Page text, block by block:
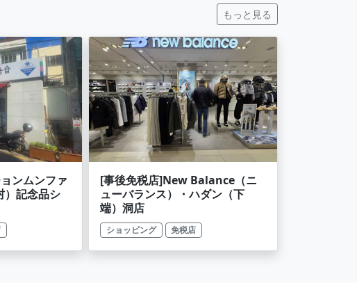
もっと見る
ンムンファ
）記念品シ
[事後免税店]New Balance（ニ
ューバランス）・ハダン（下
端）洞店
ショッピング 免税店